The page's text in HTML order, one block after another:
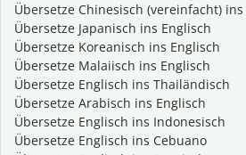
Übersetze Chinesisch (vereinfacht) ins
Übersetze Japanisch ins Englisch
Übersetze Koreanisch ins Englisch
Übersetze Malaiisch ins Englisch
Übersetze Englisch ins Thailändisch
Übersetze Arabisch ins Englisch
Übersetze Englisch ins Indonesisch
Übersetze Englisch ins Cebuano